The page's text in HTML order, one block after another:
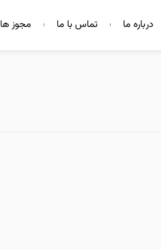
درباره ما تماس با ما مجوز ها